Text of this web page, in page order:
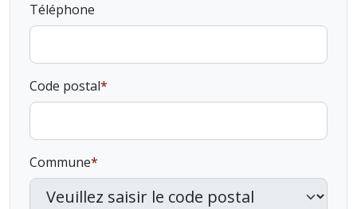
Téléphone
Code postal
Commune